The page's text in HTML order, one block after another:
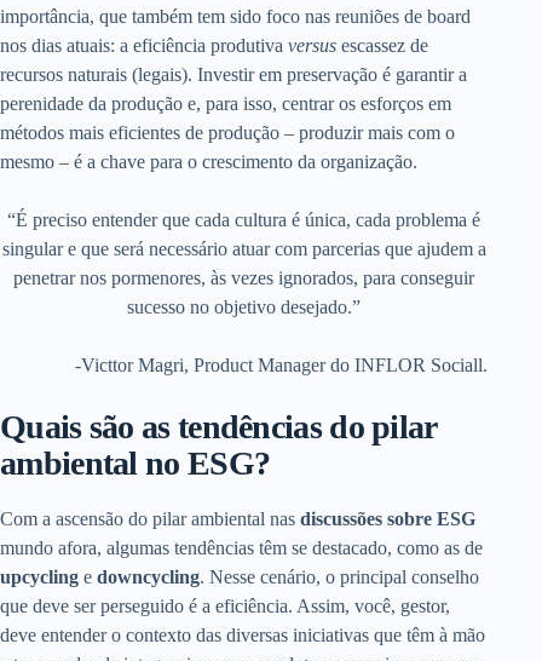
importância, que também tem sido foco nas reuniões de board
nos dias atuais: a eficiência produtiva versus escassez de
recursos naturais (legais). Investir em preservação é garantir a
perenidade da produção e, para isso, centrar os esforços em
métodos mais eficientes de produção – produzir mais com o
mesmo – é a chave para o crescimento da organização.
“É preciso entender que cada cultura é única, cada problema é
singular e que será necessário atuar com parcerias que ajudem a
penetrar nos pormenores, às vezes ignorados, para conseguir
sucesso no objetivo desejado.”
-Victtor Magri, Product Manager do INFLOR Sociall.
Quais são as tendências do pilar
ambiental no ESG?
Com a ascensão do pilar ambiental nas discussões sobre ESG
mundo afora, algumas tendências têm se destacado, como as de
upcycling e downcycling. Nesse cenário, o principal conselho
que deve ser perseguido é a eficiência. Assim, você, gestor,
deve entender o contexto das diversas iniciativas que têm à mão